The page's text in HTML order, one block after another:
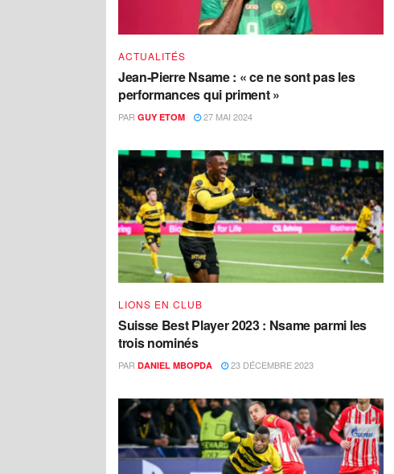
ACTUALITÉS
Jean-Pierre Nsame : « ce ne sont pas les
performances qui priment »
PAR GUY ETOM 27 MAI 2024
LIONS EN CLUB
Suisse Best Player 2023 : Nsame parmi les
trois nominés
PAR DANIEL MBOPDA 23 DÉCEMBRE 2023